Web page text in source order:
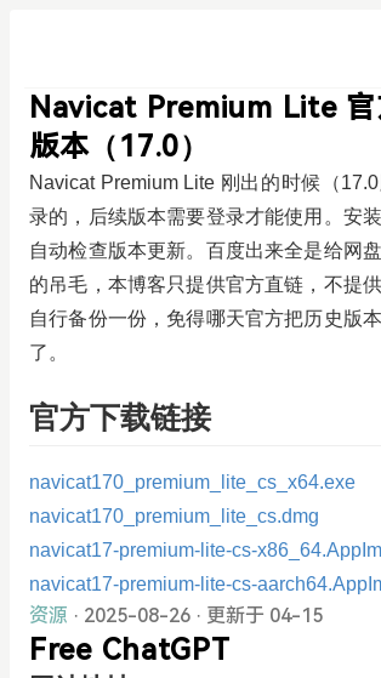
Navicat Premium Lite 官
版本（17.0）
Navicat Premium Lite 刚出的时候（
录的，后续版本需要登录才能使用。安
自动检查版本更新。百度出来全是给网
的吊毛，本博客只提供官方直链，不提
自行备份一份，免得哪天官方把历史版
了。
官方下载链接
navicat170_premium_lite_cs_x64.exe
navicat170_premium_lite_cs.dmg
navicat17-premium-lite-cs-
navicat17-premium-lite-cs-
资源 · 2025-08-26 · 更新于 04-15
Free ChatGPT